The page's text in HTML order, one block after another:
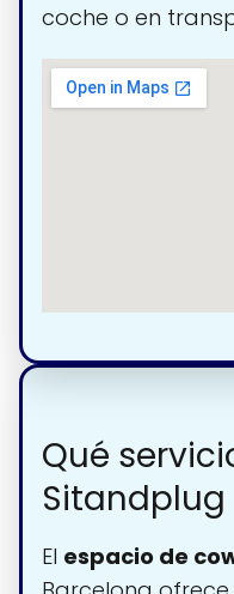
coche o en
Qué
Sitandplug
El espacio de